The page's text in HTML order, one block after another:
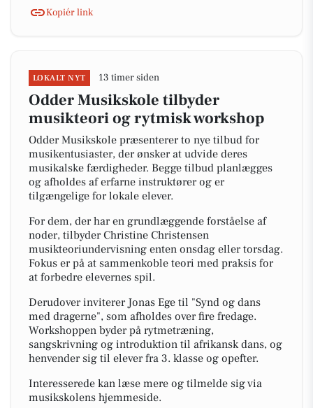
Kopiér link
LOKALT NYT 13 timer siden
Odder Musikskole tilbyder
musikteori og rytmisk workshop
Odder Musikskole præsenterer to nye tilbud for
musikentusiaster, der ønsker at udvide deres
musikalske færdigheder. Begge tilbud planlægges
og afholdes af erfarne instruktører og er
tilgængelige for lokale elever.
For dem, der har en grundlæggende forståelse af
noder, tilbyder Christine Christensen
musikteoriundervisning enten onsdag eller torsdag.
Fokus er på at sammenkoble teori med praksis for
at forbedre elevernes spil.
Derudover inviterer Jonas Ege til "Synd og dans
med dragerne", som afholdes over fire fredage.
Workshoppen byder på rytmetræning,
sangskrivning og introduktion til afrikansk dans, og
henvender sig til elever fra 3. klasse og opefter.
Interesserede kan læse mere og tilmelde sig via
musikskolens hjemmeside.